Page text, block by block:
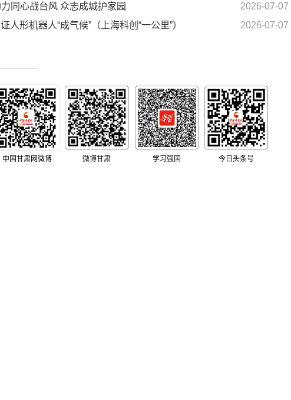
2026-07-07
同心战台风 众志成城护家园
2026-07-07
形机器人“成气候”（上海科创“一公里”）
中国甘肃网微博 微博甘肃 学习强国 今日头条号